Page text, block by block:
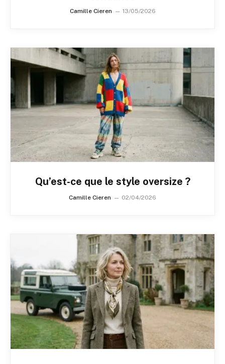
Camille Cieren 13/05/2026
Qu’est-ce que le style oversize ?
Camille Cieren 02/04/2026